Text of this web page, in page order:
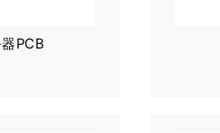
PCB